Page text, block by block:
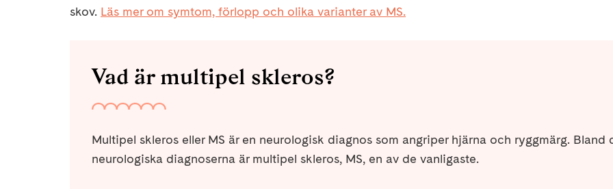
skov. Läs mer om symtom, förlopp och olika varianter av MS.
Vad är multipel skleros?
Multipel skleros eller MS är en neurologisk diagnos som angriper hjärna och ryggmärg. Bland
neurologiska diagnoserna är multipel skleros, MS, en av de vanligaste.